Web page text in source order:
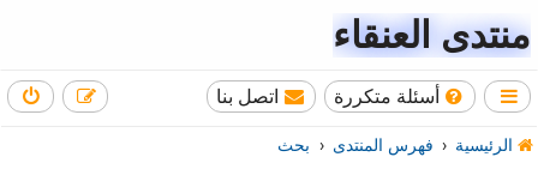
منتدى العنقاء
أسئلة متكررة اتصل بنا
الرئيسية فهرس المنتدى بحث